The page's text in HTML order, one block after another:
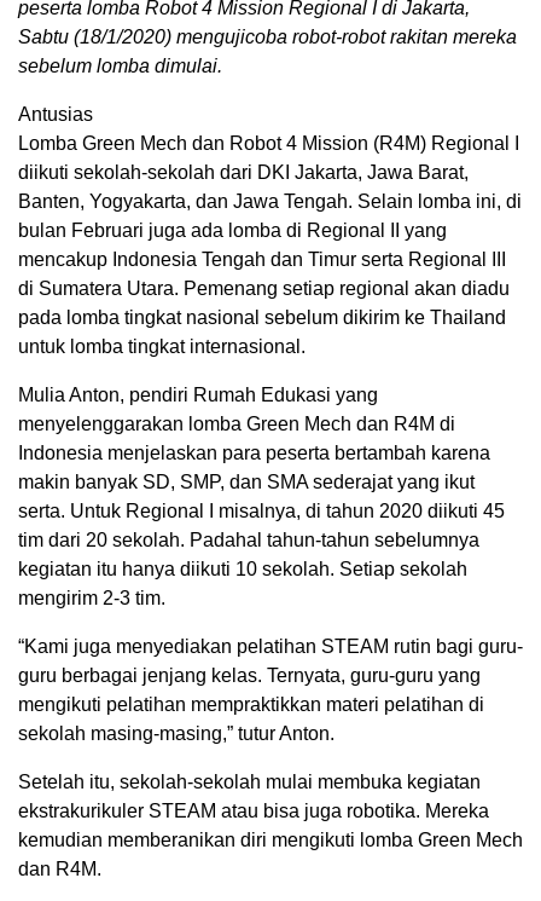
peserta lomba Robot 4 Mission Regional I di Jakarta,
Sabtu (18/1/2020) mengujicoba robot-robot rakitan mereka
sebelum lomba dimulai.
Antusias
Lomba Green Mech dan Robot 4 Mission (R4M) Regional I
diikuti sekolah-sekolah dari DKI Jakarta, Jawa Barat,
Banten, Yogyakarta, dan Jawa Tengah. Selain lomba ini, di
bulan Februari juga ada lomba di Regional II yang
mencakup Indonesia Tengah dan Timur serta Regional III
di Sumatera Utara. Pemenang setiap regional akan diadu
pada lomba tingkat nasional sebelum dikirim ke Thailand
untuk lomba tingkat internasional.
Mulia Anton, pendiri Rumah Edukasi yang
menyelenggarakan lomba Green Mech dan R4M di
Indonesia menjelaskan para peserta bertambah karena
makin banyak SD, SMP, dan SMA sederajat yang ikut
serta. Untuk Regional I misalnya, di tahun 2020 diikuti 45
tim dari 20 sekolah. Padahal tahun-tahun sebelumnya
kegiatan itu hanya diikuti 10 sekolah. Setiap sekolah
mengirim 2-3 tim.
“Kami juga menyediakan pelatihan STEAM rutin bagi guru-
guru berbagai jenjang kelas. Ternyata, guru-guru yang
mengikuti pelatihan mempraktikkan materi pelatihan di
sekolah masing-masing,” tutur Anton.
Setelah itu, sekolah-sekolah mulai membuka kegiatan
ekstrakurikuler STEAM atau bisa juga robotika. Mereka
kemudian memberanikan diri mengikuti lomba Green Mech
dan R4M.